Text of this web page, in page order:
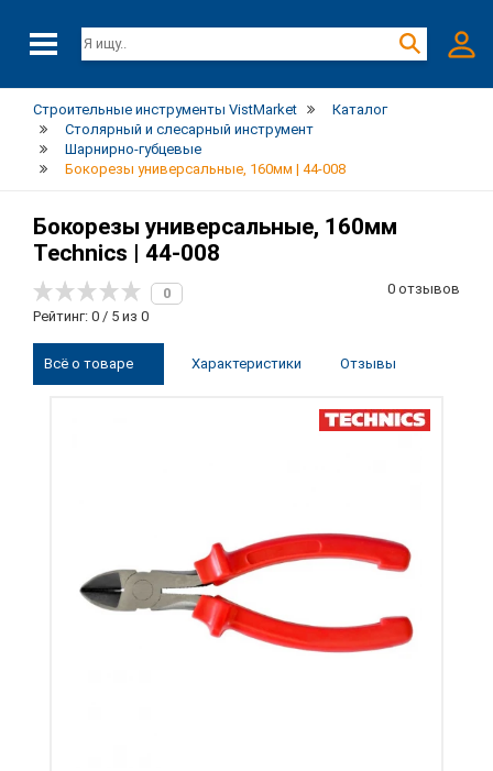
Строительные инструменты VistMarket
Каталог
Столярный и слесарный инструмент
Шарнирно-губцевые
Бокорезы универсальные, 160мм | 44-008
Бокорезы универсальные, 160мм
Technics | 44-008
0
Рейтинг: 0 / 5 из 0
0 отзывов
Всё о товаре Характеристики Отзывы